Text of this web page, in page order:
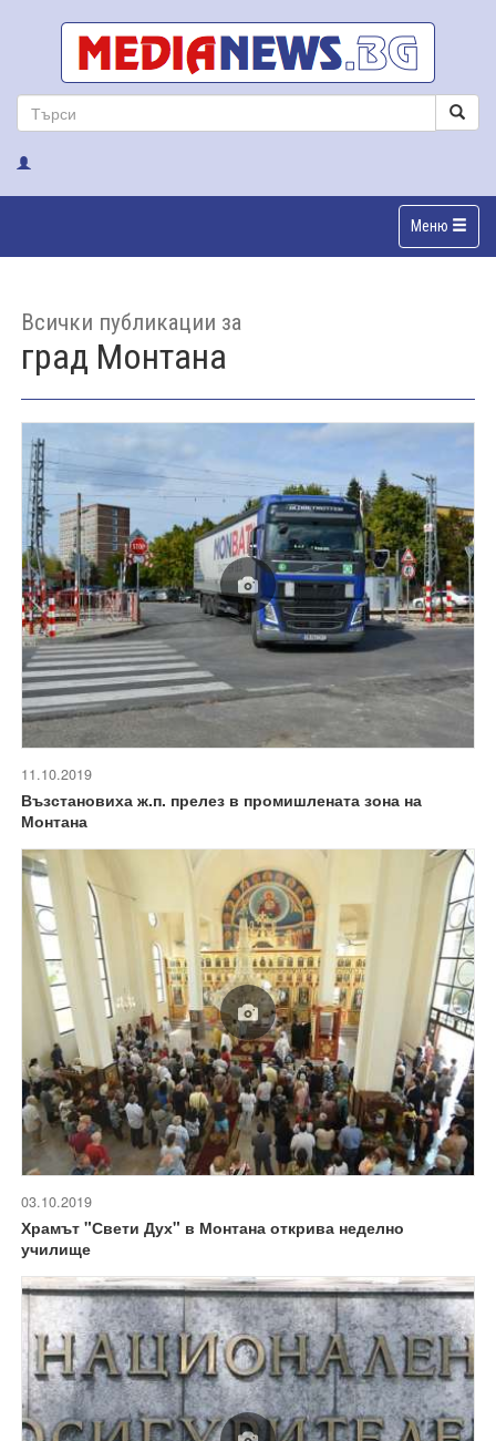
Меню
Всички публикации за
град Монтана
11.10.2019
Възстановиха ж.п. прелез в промишлената зона на
Монтана
03.10.2019
Храмът "Свети Дух" в Монтана открива неделно
училище